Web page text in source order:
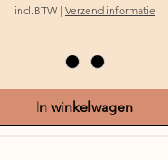
incl.BTW | Verzend informatie
In winkelwagen